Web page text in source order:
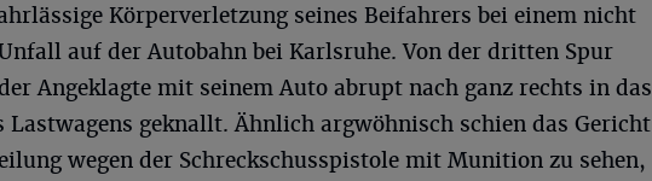
Körperverletzung seines Beifahrers bei einem nicht
auf der Autobahn bei Karlsruhe. Von der dritten Spur
Angeklagte mit seinem Auto abrupt nach ganz rechts in das
Lastwagens geknallt. Ähnlich argwöhnisch schien das Gericht
wegen der Schreckschusspistole mit Munition zu sehen,